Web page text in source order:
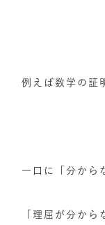
例えば数学の証
一口に「分から
「理屈が分から